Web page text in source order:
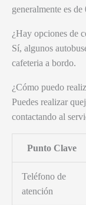
generalmente es
¿Hay opciones de
Sí, algunos
cafeteria a bordo.
¿Cómo puedo
Puedes realizar
contactando al
Punto Clave
Teléfono de
atención